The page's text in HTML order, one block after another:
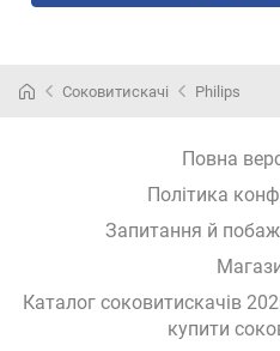
Соковитискачі Philips
Повна
Політика
Запитання й
Каталог соковитискачів
купити